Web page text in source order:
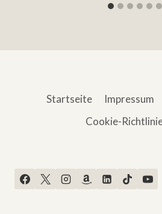
Startseite Impressum
Cookie-